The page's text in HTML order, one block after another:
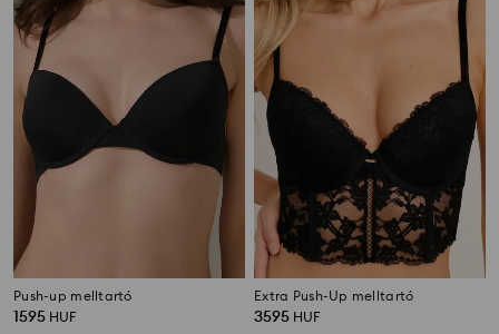
Push-up melltartó
1595 HUF
Extra Push-Up melltartó
3595 HUF